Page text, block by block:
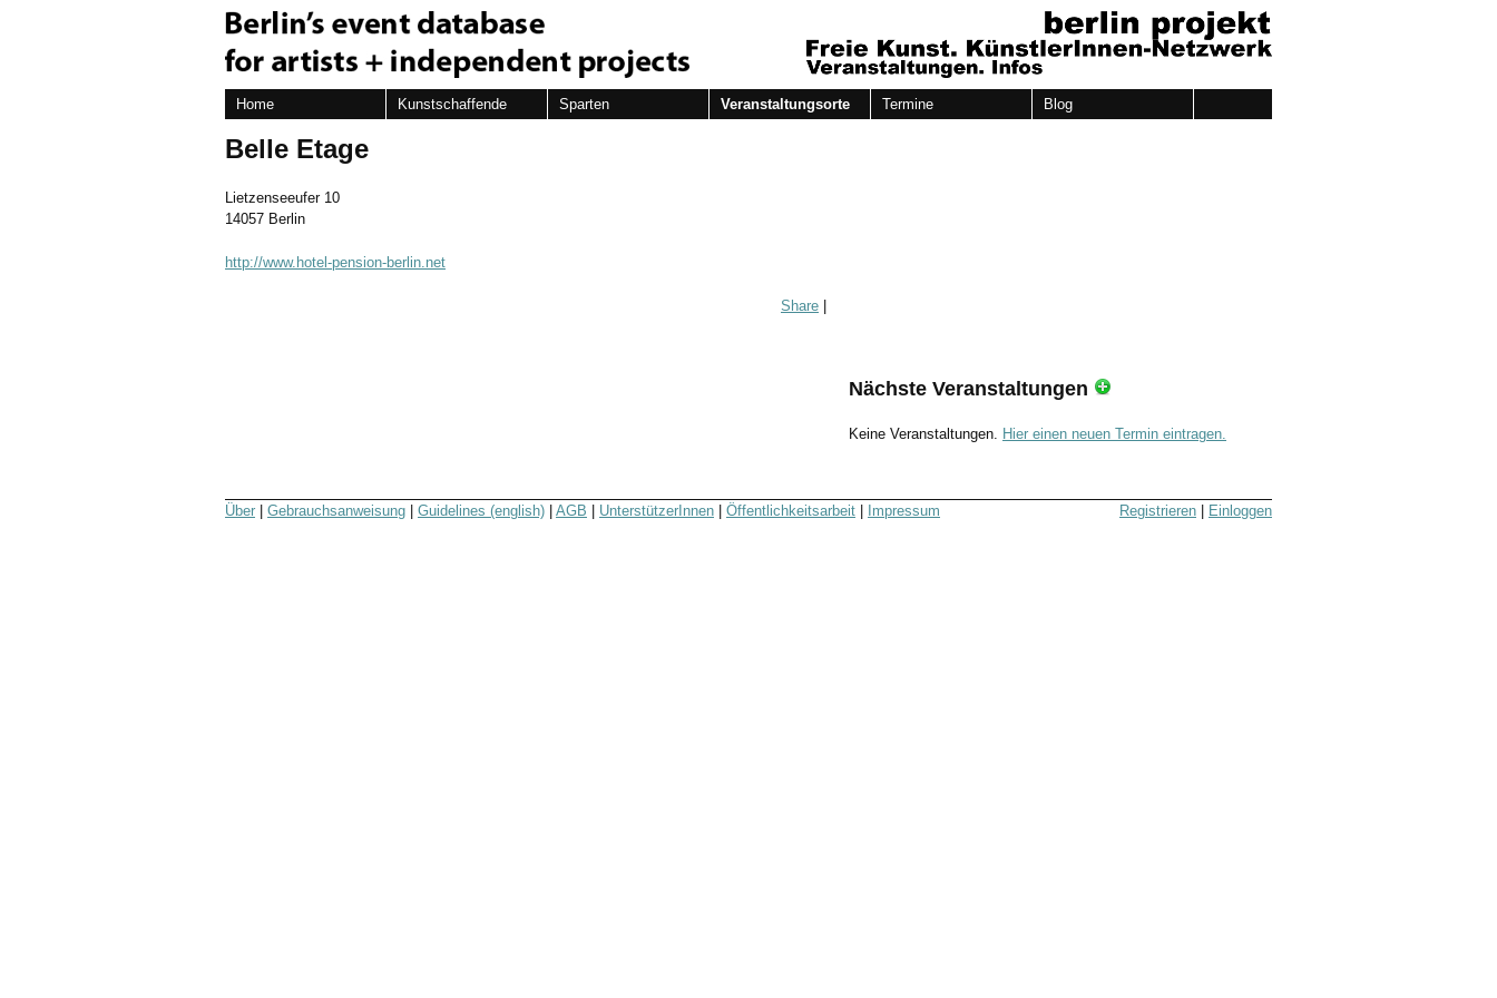
Home Kunstschaffende Sparten Veranstaltungsorte Termine Blog
Belle Etage
Lietzenseeufer 10
14057 Berlin
http://www.hotel-pension-berlin.net
Share
Nächste Veranstaltungen
Keine Veranstaltungen. Hier einen neuen Termin eintragen.
Registrieren Einloggen
Über Gebrauchsanweisung Guidelines (english) AGB UnterstützerInnen Öffentlichkeitsarbeit Impressum